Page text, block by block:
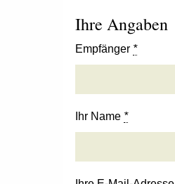
Ihre Angaben
Empfänger *
Ihr Name *